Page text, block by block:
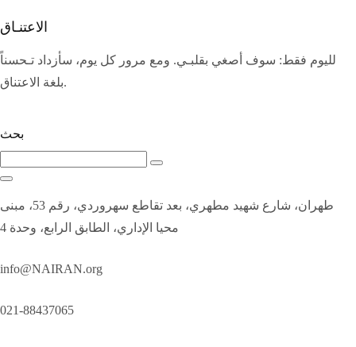
الاعتنـاق
لليوم فقط: سوف أصغي بقلبـي. ومع مرور كل يوم، سأزداد تـحسناً
بلغة الاعتناق.
بحث
طهران، شارع شهيد مطهري، بعد تقاطع سهروردي، رقم 53، مبنى
محيا الإداري، الطابق الرابع، وحدة 4
info@NAIRAN.org
021-88437065